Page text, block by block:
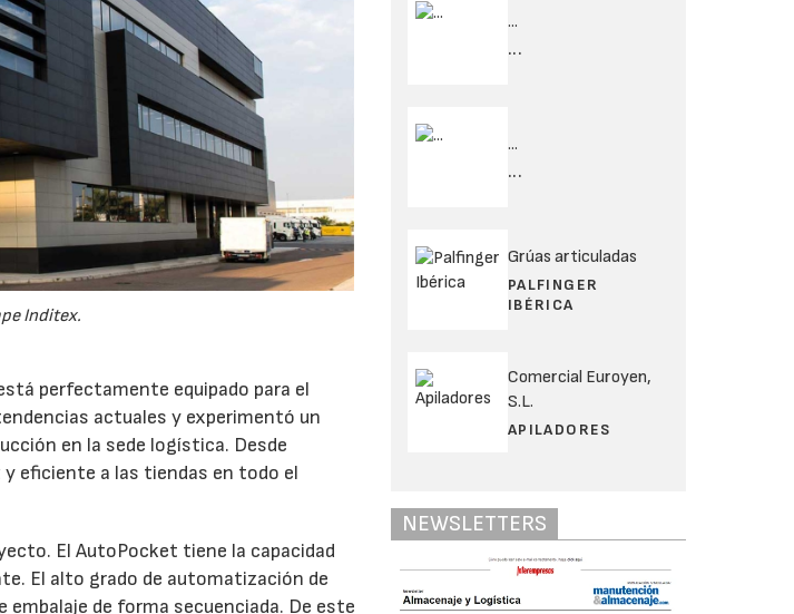
Inditex.
perfectamente equipado para el
actuales y experimentó un
en la sede logística. Desde
eficiente a las tiendas en todo el
El AutoPocket tiene la capacidad
El alto grado de automatización de
de forma secuenciada. De este
...
...
...
...
Grúas articuladas
PALFINGER
IBÉRICA
Comercial Euroyen,
S.L.
APILADORES
NEWSLETTERS